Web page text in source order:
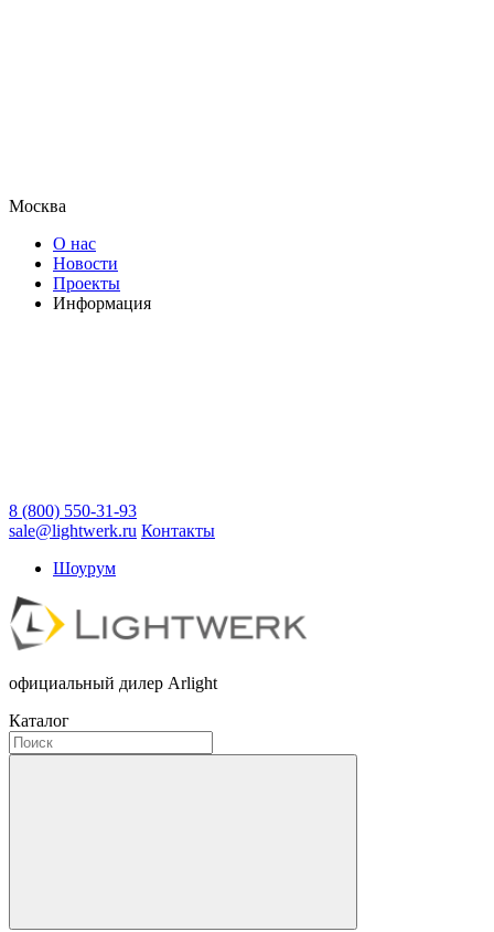
Москва
О нас
Новости
Проекты
Информация
8 (800) 550-31-93
sale@lightwerk.ru Контакты
Шоурум
официальный дилер Arlight
Каталог